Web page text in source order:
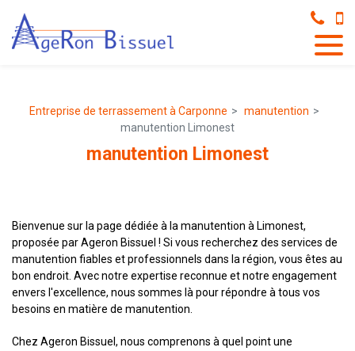
Entreprise de terrassement à Carponne
manutention
manutention Limonest
manutention Limonest
Bienvenue sur la page dédiée à la manutention à Limonest,
proposée par Ageron Bissuel ! Si vous recherchez des services de
manutention fiables et professionnels dans la région, vous êtes au
bon endroit. Avec notre expertise reconnue et notre engagement
envers l'excellence, nous sommes là pour répondre à tous vos
besoins en matière de manutention.
Chez Ageron Bissuel, nous comprenons à quel point une